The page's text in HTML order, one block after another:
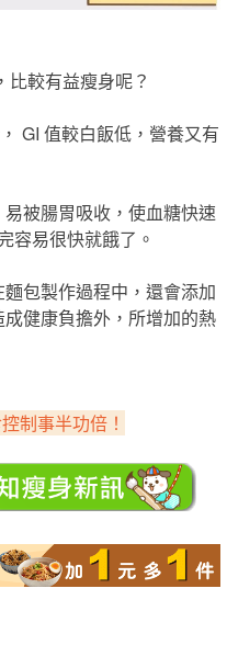
比較有益瘦身呢？
GI 值較白飯低，營養又有
易被腸胃吸收，使血糖快速
容易很快就餓了。
麵包製作過程中，還會添加
健康負擔外，所增加的熱
制事半功倍！